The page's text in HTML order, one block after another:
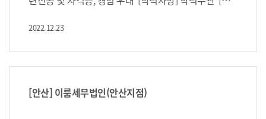
https://c11.kr/18l9f
2022.12.23
[안산] 이룸세무법인(안산지점)